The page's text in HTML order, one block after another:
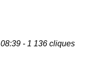
- 1 136 cliques